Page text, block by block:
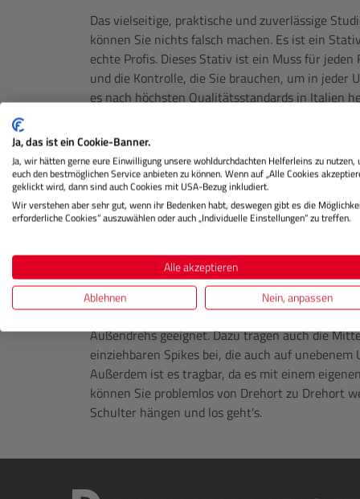
Das vielseitige, praktische und zuverlässige
können Sie nichts falsch machen. Es ist ein
echte Profis. Dieses Stativ ist ein Muss für
und die Kontrolle, die Sie brauchen, um in jeder
es nach höchsten Qualitätsstandards in Italien
Dieses dynamische Studiostativ verfügt über
angefangen bei der cleveren automatischen
ein Bein lösen, um Ihre Position zu verändern,
intelligent zu arbeiten. Für noch mehr Kontrolle
integriert, mit der Sie auf einen Blick den
verfügt er über eingebaute Teleskopstützen,
aktiviert werden können. So können Sie
einnehmen, ohne umständlich umstellen zu
Dieses vielseitige und benutzerfreundliche
Außendrehs geeignet. Dazu tragen auch die
einziehbaren Spikes bei, die auch auf
Außerdem ist es tragbar, da es mit einem
können Sie problemlos von Drehort zu Drehort
Schulter hängen und los geht's.
Ja, das ist ein Cookie-Banner.
Ja, wir hätten gerne eure Einwilligung unsere wohldurchdachten Helferleins zu nutzen,
euch den bestmöglichen Service anbieten zu können. Wenn auf „Alle Cookies
geklickt wird, dann sind auch Cookies mit USA-Bezug inkludiert.
Wir verstehen aber sehr gut, wenn ihr Bedenken habt, deswegen gibt es die
erforderliche Cookies“ auszuwählen oder auch „Individuelle Einstellungen“ zu treffen.
Alle akzeptieren
Ablehnen
Nein, anpassen